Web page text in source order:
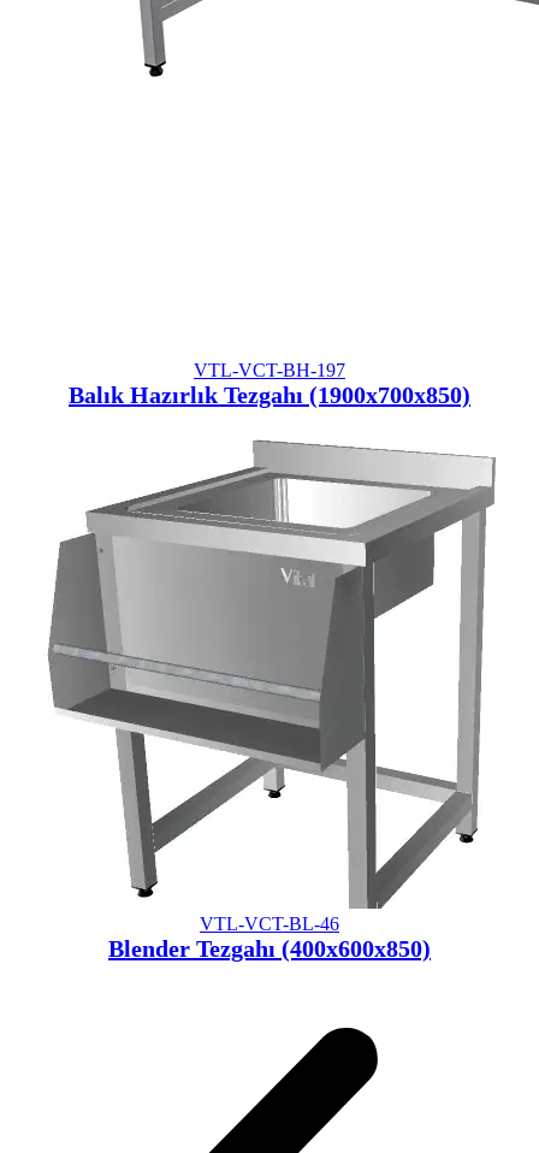
VTL-VCT-BH-197
Balık Hazırlık Tezgahı (1900x700x850)
VTL-VCT-BL-46
Blender Tezgahı (400x600x850)